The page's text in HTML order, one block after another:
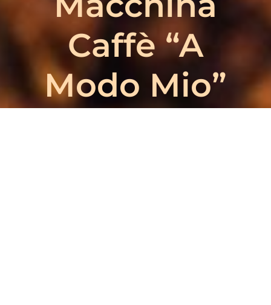
Caffè “A
Modo Mio”